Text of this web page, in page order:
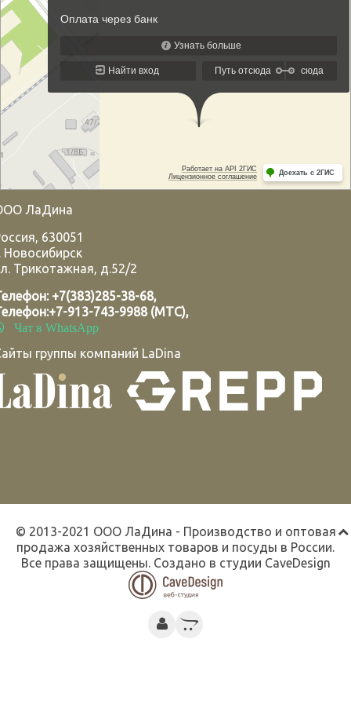
ЛаДина
, 630051
Новосибирск
Трикотажная, д.52/2
+7(383)285-38-68,
+7-913-743-9988 (МТС),
Чат в WhatsApp
группы компаний LaDina
© 2013-2021 ООО ЛаДина - Производство и оптовая
продажа хозяйственных товаров и посуды в России.
Все права защищены. Создано в студии CaveDesign